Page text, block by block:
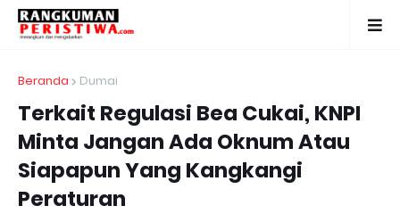
Beranda Dumai
Terkait Regulasi Bea Cukai, KNPI
Minta Jangan Ada Oknum Atau
Siapapun Yang Kangkangi
Peraturan